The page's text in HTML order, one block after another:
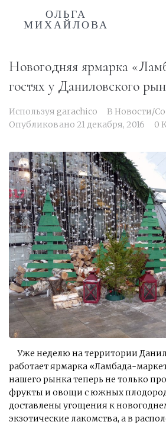
ОЛЬГА
МИХАЙЛОВА
Новогодняя ярмарка
гостях у Даниловского
Используя garachico В Новости/
Опубликовано 21 декабря, 2016 0
Уже неделю на территории
работает ярмарка «Ламбада-
нашего рынка теперь не только
фрукты и овощи с южных
доставлены угощения к
экзотические лакомства, а в